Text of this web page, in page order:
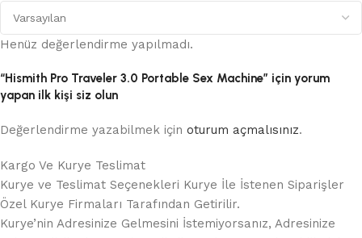
Henüz değerlendirme yapılmadı.
“Hismith Pro Traveler 3.0 Portable Sex Machine” için yorum
yapan ilk kişi siz olun
Değerlendirme yazabilmek için oturum açmalısınız.
Kargo Ve Kurye Teslimat
Kurye ve Teslimat Seçenekleri Kurye İle İstenen Siparişler
Özel Kurye Firmaları Tarafından Getirilir.
Kurye’nin Adresinize Gelmesini İstemiyorsanız, Adresinize